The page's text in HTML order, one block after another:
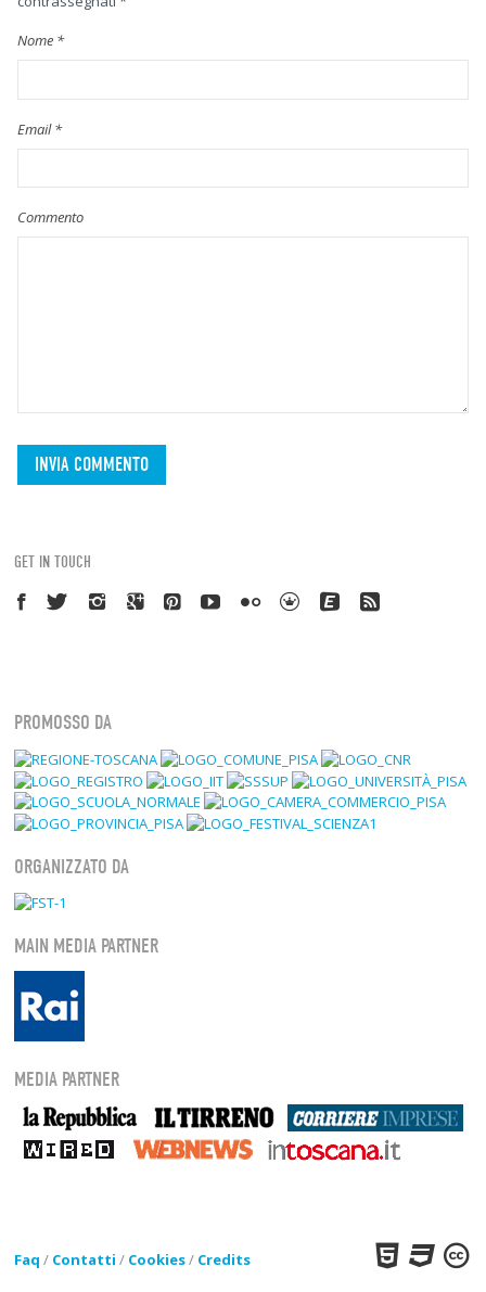
Nome *
Email*
Commento
GET IN TOUCH
PROMOSSO DA
ORGANIZZATO DA
MAIN MEDIA PARTNER
MEDIA PARTNER
Faq / Contatti / Cookies/ Credits